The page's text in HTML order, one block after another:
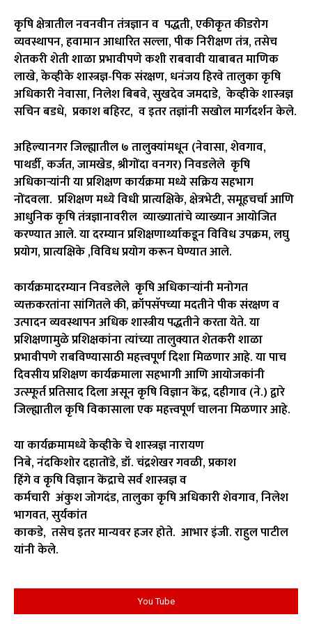
कृषि क्षेत्रातील नवनवीन तंत्रज्ञान व पद्धती, एकीकृत कीडरोग
व्यवस्थापन, हवामान आधारित सल्ला, पीक निरीक्षण तंत्र, तसेच
शेतकरी शेती शाळा प्रभावीपणे कशी राबवावी याबाबत माणिक
लाखे, केव्हीके शास्त्रज्ञ-पिक संरक्षण, धनंजय हिरवे तालुका कृषि
अधिकारी नेवासा, निलेश बिबवे, सुखदेव जमदाडे, केव्हीके शास्त्रज्ञ
सचिन बडधे, प्रकाश बहिरट, व इतर तज्ञांनी सखोल मार्गदर्शन केले.
अहिल्यानगर जिल्ह्यातील ७ तालुक्यांमधून (नेवासा, शेवगाव,
पाथर्डी, कर्जत, जामखेड, श्रीगोंदा वनगर) निवडलेले कृषि
अधिकाऱ्यांनी या प्रशिक्षण कार्यक्रमा मध्ये सक्रिय सहभाग
नोंदवला. प्रशिक्षण मध्ये विधी प्रात्यक्षिके, क्षेत्रभेटी, समूहचर्चा आणि
आधुनिक कृषि तंत्रज्ञानावरील व्याख्यातांचे व्याख्यान आयोजित
करण्यात आले. या दरम्यान प्रशिक्षणार्थ्याकडून विविध उपक्रम, लघु
प्रयोग, प्रात्यक्षिके ,विविध प्रयोग करून घेण्यात आले.
कार्यक्रमादरम्यान निवडलेले कृषि अधिकाऱ्यांनी मनोगत
व्यक्तकरतांना सांगितले की, क्रॉपसॅपच्या मदतीने पीक संरक्षण व
उत्पादन व्यवस्थापन अधिक शास्त्रीय पद्धतीने करता येते. या
प्रशिक्षणामुळे प्रशिक्षकांना त्यांच्या तालुक्यात शेतकरी शाळा
प्रभावीपणे राबविण्यासाठी महत्त्वपूर्ण दिशा मिळणार आहे. या पाच
दिवसीय प्रशिक्षण कार्यक्रमाला सहभागी आणि आयोजकांनी
उत्स्फूर्त प्रतिसाद दिला असून कृषि विज्ञान केंद्र, दहीगाव (ने.) द्वारे
जिल्ह्यातील कृषि विकासाला एक महत्त्वपूर्ण चालना मिळणार आहे.
या कार्यक्रमामध्ये केव्हीके चे शास्त्रज्ञ नारायण
निबे, नंदकिशोर दहातोंडे, डॉ. चंद्रशेखर गवळी, प्रकाश
हिंगे व कृषि विज्ञान केंद्राचे सर्व शास्त्रज्ञ व
कर्मचारी अंकुश जोगदंड, तालुका कृषि अधिकारी शेवगाव, निलेश
भागवत, सुर्यकांत
काकडे, तसेच इतर मान्यवर हजर होते. आभार इंजी. राहुल पाटील
यांनी केले.
You Tube